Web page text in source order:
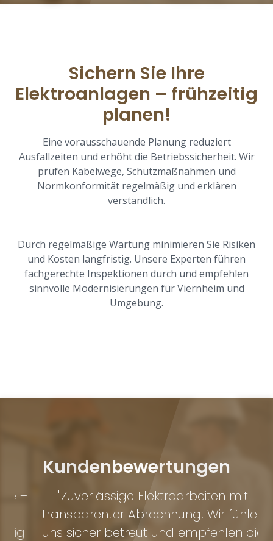
Sichern Sie Ihre
Elektroanlagen – frühzeitig
planen!
Eine vorausschauende Planung reduziert
Ausfallzeiten und erhöht die Betriebssicherheit. Wir
prüfen Kabelwege, Schutzmaßnahmen und
Normkonformität regelmäßig und erklären
verständlich.
Durch regelmäßige Wartung minimieren Sie Risiken
und Kosten langfristig. Unsere Experten führen
fachgerechte Inspektionen durch und empfehlen
sinnvolle Modernisierungen für Viernheim und
Umgebung.
Kundenbewertungen
"Zuverlässige Elektroarbeiten mit
transparenter Abrechnung. Wir fühlen
uns sicher betreut und empfehlen die